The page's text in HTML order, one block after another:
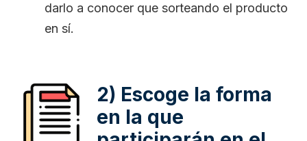
darlo a conocer que sorteando el producto
en sí.
2) Escoge la forma
en la que